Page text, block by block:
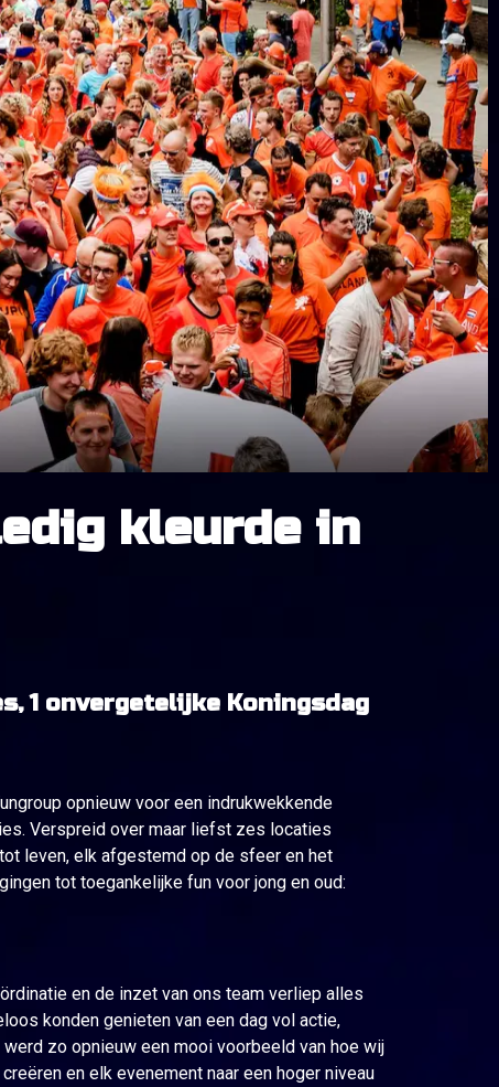
kleurde in
1 onvergetelijke Koningsdag
opnieuw voor een indrukwekkende
Verspreid over maar liefst zes locaties
leven, elk afgestemd op de sfeer en het
tot toegankelijke fun voor jong en oud:
en de inzet van ons team verliep alles
konden genieten van een dag vol actie,
zo opnieuw een mooi voorbeeld van hoe wij
en elk evenement naar een hoger niveau